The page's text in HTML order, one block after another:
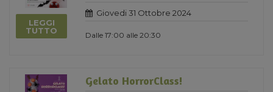
LEGGI
TUTTO
Giovedi 31 Ottobre 2024
Dalle 17:00 alle 20:30
Gelato HorrorClass!